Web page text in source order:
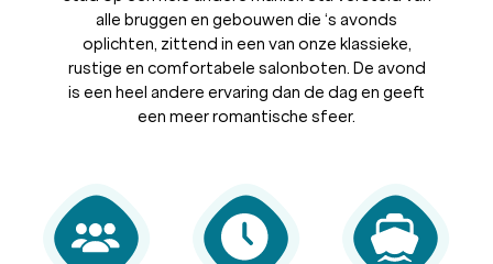
alle bruggen en gebouwen die ‘s avonds
oplichten, zittend in een van onze klassieke,
rustige en comfortabele salonboten. De avond
is een heel andere ervaring dan de dag en geeft
een meer romantische sfeer.